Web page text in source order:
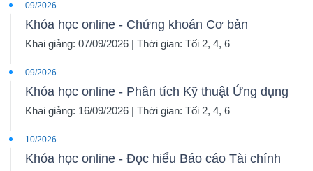
09/2026
Khóa học online - Chứng khoán Cơ bản
Khai giảng: 07/09/2026 | Thời gian: Tối 2, 4, 6
09/2026
Khóa học online - Phân tích Kỹ thuật Ứng dụng
Khai giảng: 16/09/2026 | Thời gian: Tối 2, 4, 6
10/2026
Khóa học online - Đọc hiểu Báo cáo Tài chính